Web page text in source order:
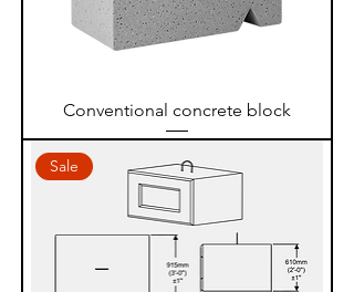
Conventional concrete block
Sale